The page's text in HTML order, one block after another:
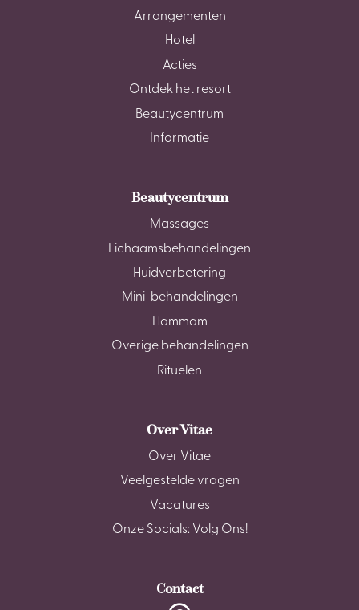
Arrangementen
Hotel
Acties
Ontdek het resort
Beautycentrum
Informatie
Beautycentrum
Massages
Lichaamsbehandelingen
Huidverbetering
Mini-behandelingen
Hammam
Overige behandelingen
Rituelen
Over Vitae
Over Vitae
Veelgestelde vragen
Vacatures
Onze Socials: Volg Ons!
Contact